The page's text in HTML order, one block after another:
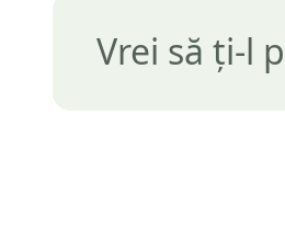
Vrei să ți-l